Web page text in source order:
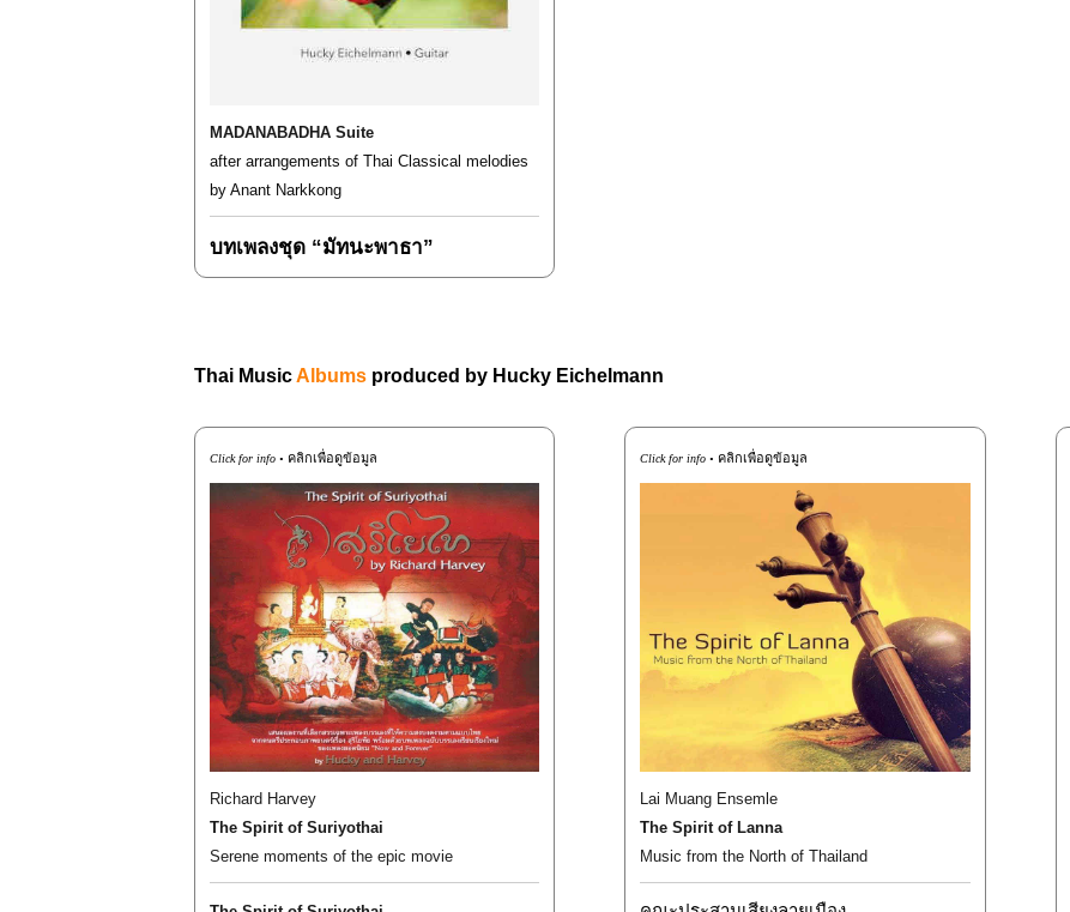
MADANABADHA Suite
after arrangements of Thai Classical melodies
by Anant Narkkong
บทเพลงชุด “มัทนะพาธา”
Thai MusicAlbums produced by Hucky Eichelmann
Click for info • คลิกเพื่อดูข้อมูล
Richard Harvey
The Spirit of Suriyothai
Serene moments of the epic movie
Click for info • คลิกเพื่อดูข้อมูล
Lai Muang Ensemle
The Spirit of Lanna
Music from the North of Thailand